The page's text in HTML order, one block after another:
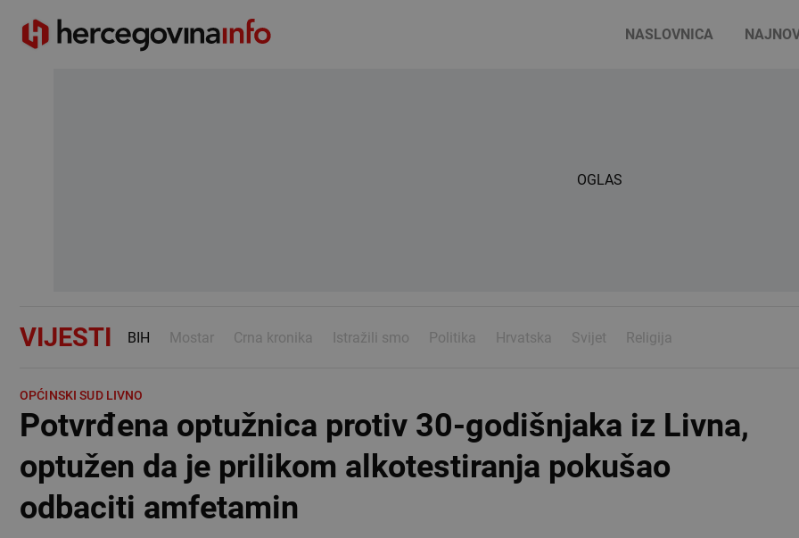
NASLOVNICA
OGLAS
VIJESTI BIH Mostar Crna kronika Istražili smo Politika Hrvatska Svijet Religija
OPĆINSKI SUD LIVNO
Potvrđena optužnica protiv 30-godišnjaka iz Livna,
optužen da je prilikom alkotestiranja pokušao
odbaciti amfetamin